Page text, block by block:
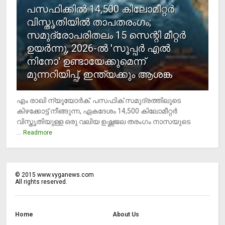
പസഫിക്കില്‍ 14,500 കിലോമീറ്റര്‍
വിസ്തൃതിയില്‍ താപതരംഗം;
സമുദ്രോപരിതലം 15 സെന്റി മീറ്റര്‍
ഉയര്‍ന്നു, 2026-ല്‍ 'സൂപ്പര്‍ എല്‍
നിനോ' ഉണ്ടായേക്കുമെന്ന്
മുന്നറിയിപ്പ്, ഇന്ത്യക്കും ആശങ്ക
എം രാഖി ന്യൂയോര്‍ക്: പസഫിക് സമുദ്രത്തിലൂടെ
കിഴക്കോട്ട് നീങ്ങുന്ന, ഏകദേശം 14,500 കിലോമീറ്റര്‍
വിസ്തൃതിയുള്ള ഒരു വലിയ ഉഷ്ണജല തരംഗം നാസയുടെ
Readmore
© 2015 www.vyganews.com
All rights reserved.
Home About Us